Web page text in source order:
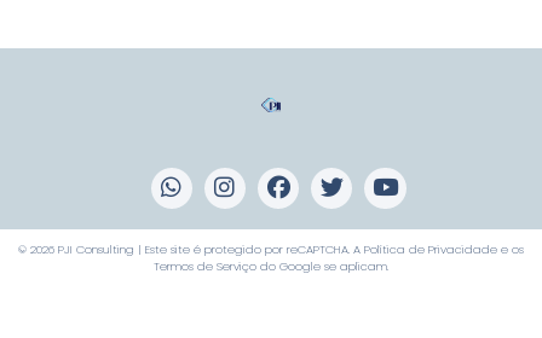
© 2026 PJI Consulting | Este site é protegido por reCAPTCHA. A Política de Privacidade e os
Termos de Serviço do Google se aplicam.